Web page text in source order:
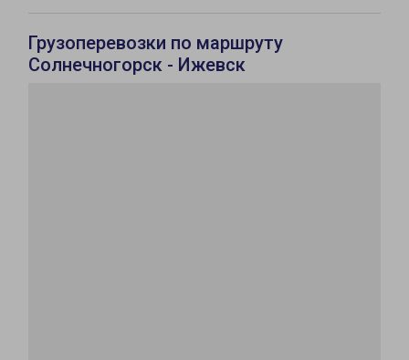
Грузоперевозки по маршруту
Солнечногорск - Ижевск